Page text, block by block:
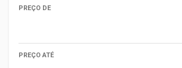
PREÇO DE
PREÇO ATÉ